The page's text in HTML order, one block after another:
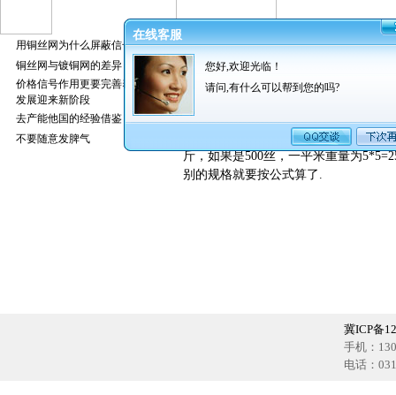
用铜丝网为什么屏蔽信号好
铜丝网与镀铜网的差异
价格信号作用更要完善养猪业
发展迎来新阶段
去产能他国的经验借鉴
不要随意发脾气
养猪轧花网重量计算公式为：[25.4/（
网孔，这里有窍门，口算即可估算出
斤，如果是500丝，一平米重量为
别的规格就要按公式算了.
冀ICP备
手机：
电话：
在线客服
您好,欢迎光临！
请问,有什么可以帮到您的吗?